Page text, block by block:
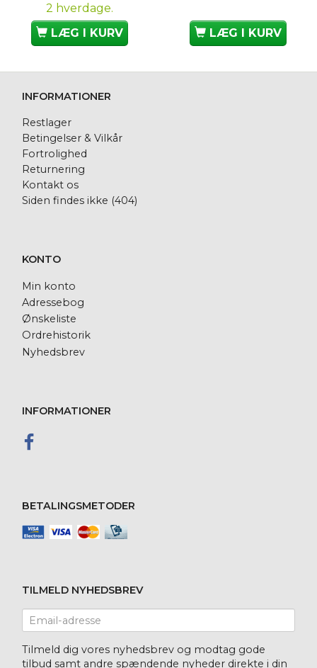
2 hverdage.
LÆG I KURV
LÆG I KURV
INFORMATIONER
Restlager
Betingelser & Vilkår
Fortrolighed
Returnering
Kontakt os
Siden findes ikke (404)
KONTO
Min konto
Adressebog
Ønskeliste
Ordrehistorik
Nyhedsbrev
INFORMATIONER
BETALINGSMETODER
TILMELD NYHEDSBREV
Email-
adresse
Tilmeld dig vores nyhedsbrev og modtag gode
tilbud samt andre spændende nyheder direkte i din